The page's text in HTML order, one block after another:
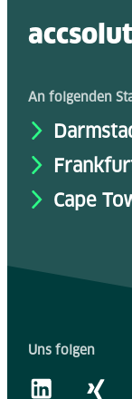
An folgenden
Cape
Uns folgen